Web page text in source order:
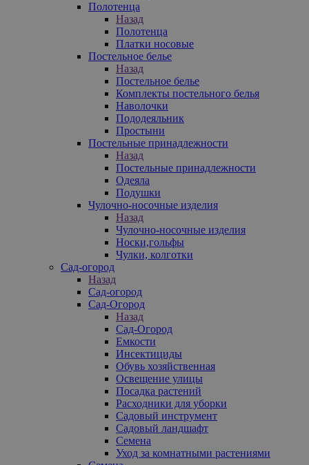
Полотенца
Назад
Полотенца
Платки носовые
Постельное белье
Назад
Постельное белье
Комплекты постельного белья
Наволочки
Пододеяльник
Простыни
Постельные принадлежности
Назад
Постельные принадлежности
Одеяла
Подушки
Чулочно-носочные изделия
Назад
Чулочно-носочные изделия
Носки,гольфы
Чулки, колготки
Сад-огород
Назад
Сад-огород
Сад-Огород
Назад
Сад-Огород
Емкости
Инсектициды
Обувь хозяйственная
Освещение улицы
Посадка растений
Расходники для уборки
Садовый инструмент
Садовый ландшафт
Семена
Уход за комнатными растениями